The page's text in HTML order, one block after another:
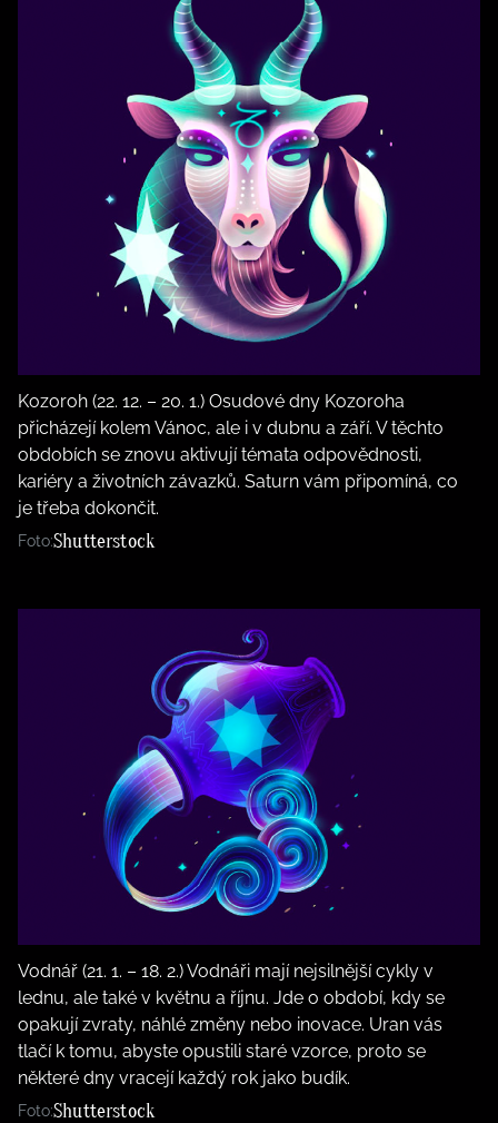
Kozoroh (22. 12. – 20. 1.) Osudové dny Kozoroha
přicházejí kolem Vánoc, ale i v dubnu a září. V těchto
obdobích se znovu aktivují témata odpovědnosti,
kariéry a životních závazků. Saturn vám připomíná, co
je třeba dokončit.
Foto:Shutterstock
Vodnář (21. 1. – 18. 2.) Vodnáři mají nejsilnější cykly v
lednu, ale také v květnu a říjnu. Jde o období, kdy se
opakují zvraty, náhlé změny nebo inovace. Uran vás
tlačí k tomu, abyste opustili staré vzorce, proto se
některé dny vracejí každý rok jako budík.
Foto:Shutterstock